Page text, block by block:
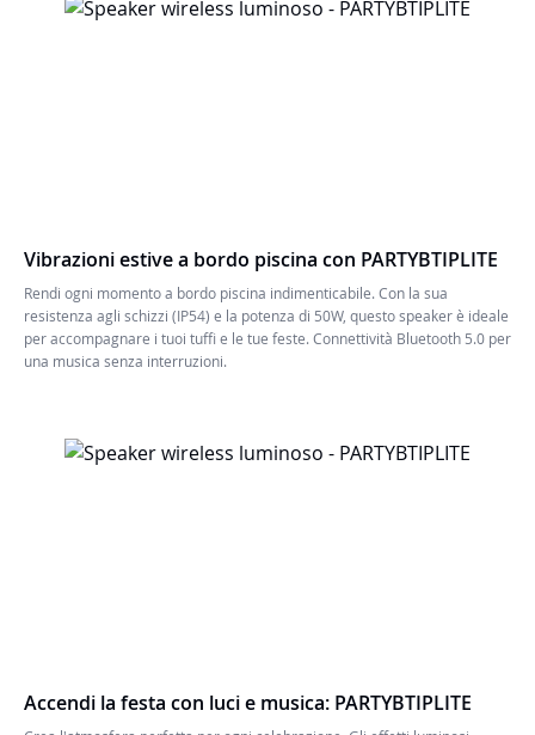
Vibrazioni estive a bordo piscina con PARTYBTIPLITE
Rendi ogni momento a bordo piscina indimenticabile. Con la sua
resistenza agli schizzi (IP54) e la potenza di 50W, questo speaker è ideale
per accompagnare i tuoi tuffi e le tue feste. Connettività Bluetooth 5.0 per
una musica senza interruzioni.
Accendi la festa con luci e musica: PARTYBTIPLITE